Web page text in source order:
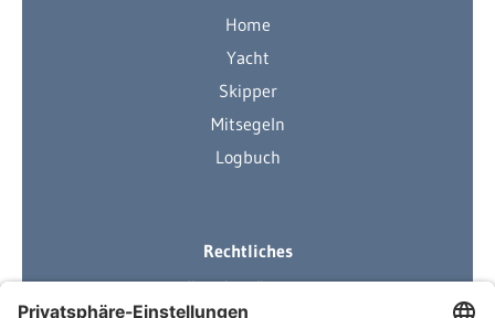
Home
Yacht
Skipper
Mitsegeln
Logbuch
Rechtliches
Ihre Ausrüstung